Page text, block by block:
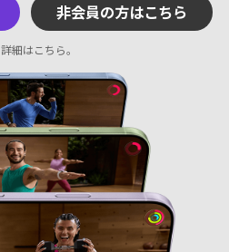
非会員の方はこちら
詳細はこちら。